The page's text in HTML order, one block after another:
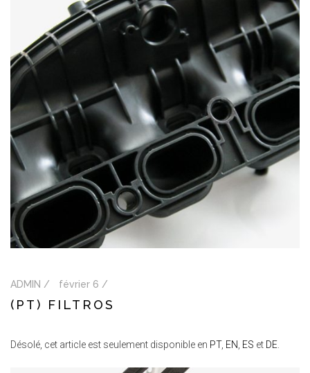
ADMIN / février 6 /
(PT) FILTROS
Désolé, cet article est seulement disponible en PT, EN ES et DE